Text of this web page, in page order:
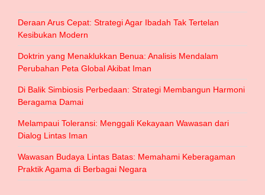
Deraan Arus Cepat: Strategi Agar Ibadah Tak Tertelan
Kesibukan Modern
Doktrin yang Menaklukkan Benua: Analisis Mendalam
Perubahan Peta Global Akibat Iman
Di Balik Simbiosis Perbedaan: Strategi Membangun Harmoni
Beragama Damai
Melampaui Toleransi: Menggali Kekayaan Wawasan dari
Dialog Lintas Iman
Wawasan Budaya Lintas Batas: Memahami Keberagaman
Praktik Agama di Berbagai Negara